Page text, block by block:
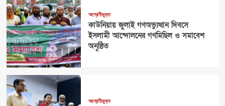
অশ্রেণীভুক্ত
কাউনিয়ায় জুলাই গণঅভ্যুত্থান দিবসে
ইসলামী আন্দোলনের গণমিছিল ও সমাবেশ
অনুষ্ঠিত
অশ্রেণীভুক্ত